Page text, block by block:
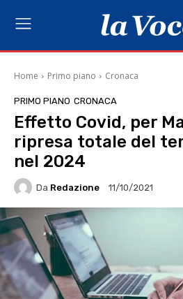
Home Primo piano Cronaca
PRIMO PIANO CRONACA
Effetto Covid, per
ripresa totale del
nel 2024
Da Redazione 11/10/2021